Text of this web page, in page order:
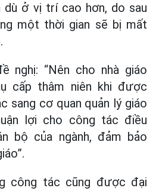
dù ở vị trí cao hơn, do sau
một thời gian sẽ bị mất
nghị: “Nên cho nhà giáo
cấp thâm niên khi được
sang cơ quan quản lý giáo
lợi cho công tác điều
bộ của ngành, đảm bảo
công tác cũng được đại